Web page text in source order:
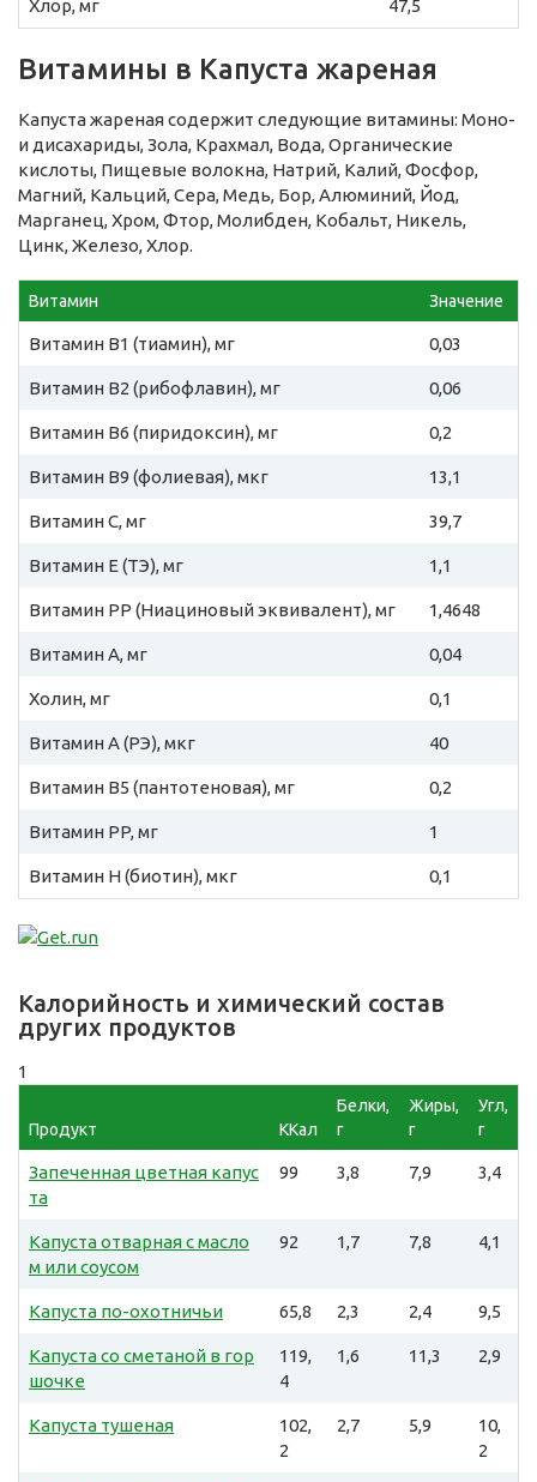
Хлор, мг 47,5
Витамины в Капуста жареная
Капуста жареная содержит следующие витамины: Моно-
и дисахариды, Зола, Крахмал, Вода, Органические
кислоты, Пищевые волокна, Натрий, Калий, Фосфор,
Магний, Кальций, Сера, Медь, Бор, Алюминий, Йод,
Марганец, Хром, Фтор, Молибден, Кобальт, Никель,
Цинк, Железо, Хлор.
Витамин Значение
Витамин B1 (тиамин), мг 0,03
Витамин B2 (рибофлавин), мг 0,06
Витамин B6 (пиридоксин), мг 0,2
Витамин B9 (фолиевая), мкг 13,1
Витамин C, мг 39,7
Витамин E (ТЭ), мг 1,1
Витамин PP (Ниациновый эквивалент), мг 1,4648
Витамин A, мг 0,04
Холин, мг 0,1
Витамин A (РЭ), мкг 40
Витамин B5 (пантотеновая), мг 0,2
Витамин PP, мг 1
Витамин H (биотин), мкг 0,1
Калорийность и химический состав
других продуктов
1
Продукт ККал
Белки,
г
Жиры,
г
Угл,
г
Запеченная цветная капус
та
99 3,8 7,9 3,4
Капуста отварная с масло
м или соусом
92 1,7 7,8 4,1
Капуста по-охотничьи 65,8 2,3 2,4 9,5
Капуста со сметаной в гор
шочке
119,
4
1,6 11,3 2,9
Капуста тушеная
102,
2
2,7 5,9
10,
2